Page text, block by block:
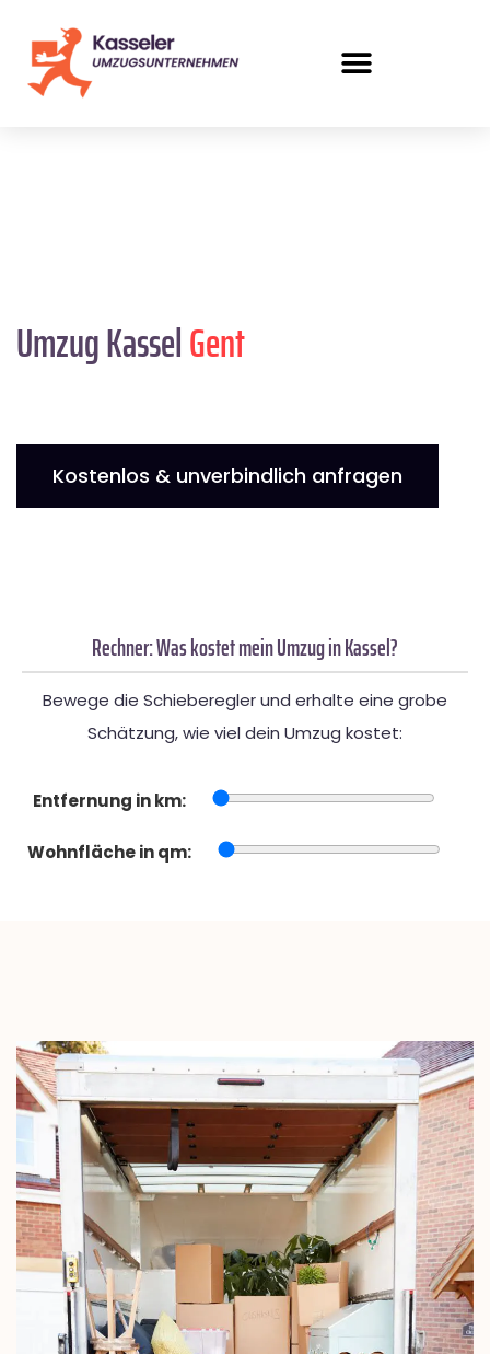
Umzug KasselGent
Kostenlos & unverbindlich anfragen
Rechner: Was kostet mein Umzug in Kassel?
Bewege die Schieberegler und erhalte eine grobe
Schätzung, wie viel dein Umzug kostet:
Entfernung in km:
Wohnfläche in qm: